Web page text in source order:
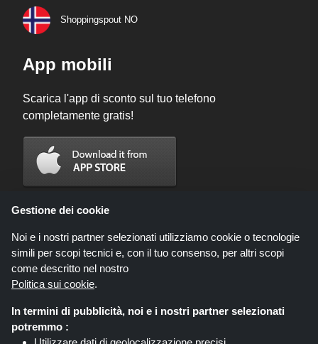
Shoppingspout NO
App mobili
Scarica l'app di sconto sul tuo telefono
completamente gratis!
Codicegratuito.it è un sito web all'interno del quale potrai trovare migliaia di
Gestione dei cookie
Noi e i nostri partner selezionati utilizziamo cookie o tecnologie
simili per scopi tecnici e, con il tuo consenso, per altri scopi
come descritto nel nostro
Politica sui cookie.
In termini di pubblicità, noi e i nostri partner selezionati
potremmo :